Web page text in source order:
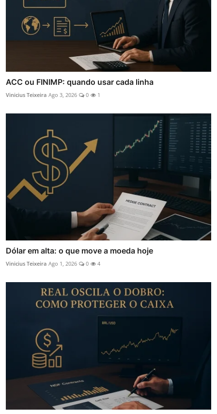
ACC ou FINIMP: quando usar cada linha
Vinicius Teixeira Ago 3, 2026 0 1
Dólar em alta: o que move a moeda hoje
Vinicius Teixeira Ago 1, 2026 0 4